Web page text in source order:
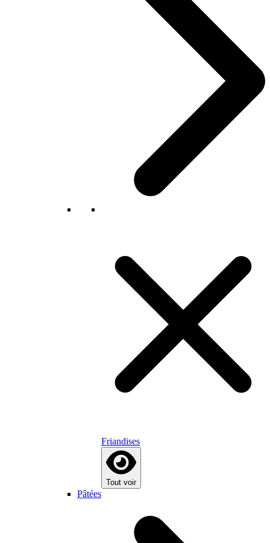
Friandises
Tout voir
Pâtées